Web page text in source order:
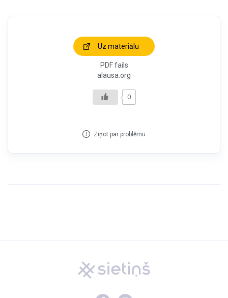
Uz materiālu
PDF fails
alausa.org
0
Ziņot par problēmu